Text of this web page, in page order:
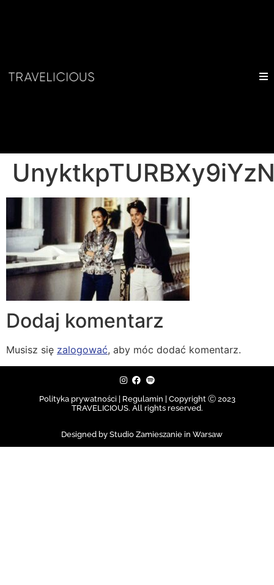
Dodaj komentarz
Musisz się zalogować, aby móc dodać komentarz.
Polityka prywatności | Regulamin | Copyright Ⓒ 2023
TRAVELICIOUS. All rights reserved.
Designed by Studio Zamieszanie in Warsaw